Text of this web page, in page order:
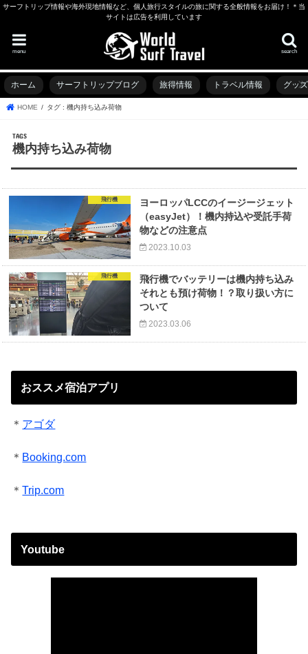
サーフトリップ情報や海外現地情報など、個人旅行スタイルの旅に関する全般情報をお届け！＊当
サイトは広告を利用しています
search
menu
ホーム サーフトリップブログ 旅得情報 トラベル情報 グッ
HOME タグ : 機内持ち込み荷物
機内持ち込み荷物
飛行機
ヨーロッパLCCのイージージェット
（easyJet）！機内持込や受託手荷
物などの注意点
2023.10.03
飛行機
飛行機でバッテリーは機内持ち込み
それとも預け荷物！？取り扱い方に
ついて
2023.03.06
おススメ宿泊アプリ
＊ アゴダ
＊ Booking.com
＊Trip.com
Youtube